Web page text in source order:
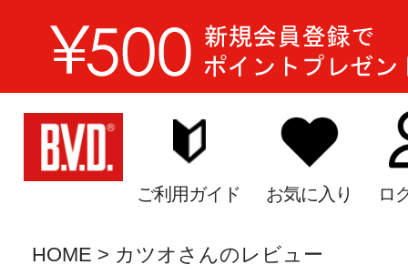
ご利用ガイド お気に入り ロ
HOME カツオさんのレビュー